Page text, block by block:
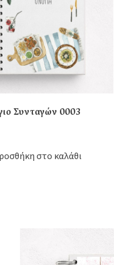
Συνταγών 0003
στο καλάθι